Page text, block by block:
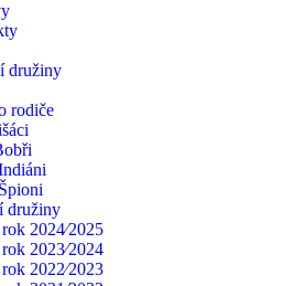
družiny
rodiče
družiny
2024⁄2025
2023⁄2024
2022⁄2023